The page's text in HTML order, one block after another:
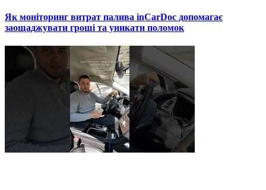
Як моніторинг витрат палива inCarDoc допомагає
заощаджувати гроші та уникати поломок